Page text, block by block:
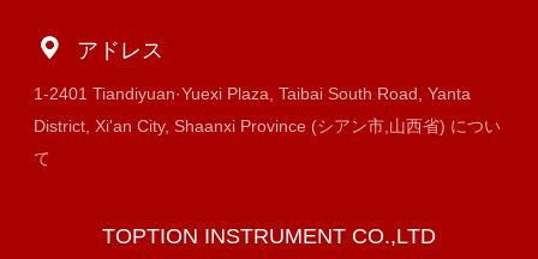
アドレス
1-2401 Tiandiyuan·Yuexi Plaza, Taibai South Road, Yanta
District, Xi'an City, Shaanxi Province (シアン市,山西省) につい
て
TOPTION INSTRUMENT CO.,LTD